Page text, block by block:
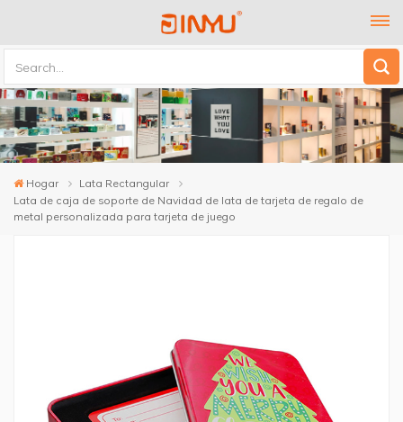
Hogar
Lata Rectangular
Lata de caja de soporte de Navidad de lata de tarjeta de regalo de
metal personalizada para tarjeta de juego